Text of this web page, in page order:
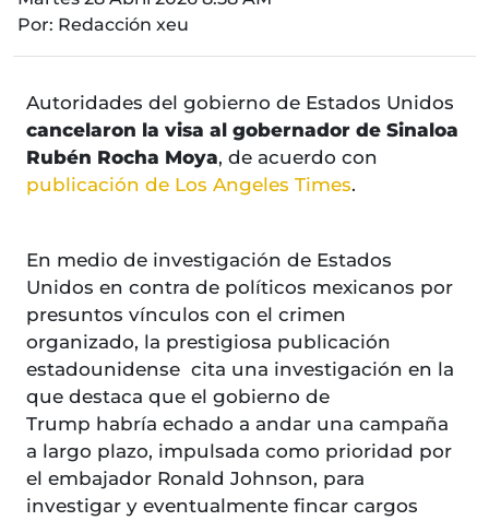
Por: Redacción xeu
Autoridades del gobierno de Estados Unidos
cancelaron la visa al gobernador de Sinaloa
Rubén Rocha Moya, de acuerdo con
publicación de Los Angeles Times.
En medio de investigación de Estados
Unidos en contra de políticos mexicanos por
presuntos vínculos con el crimen
organizado, la prestigiosa publicación
estadounidense cita una investigación en la
que destaca que el gobierno de
Trump habría echado a andar una campaña
a largo plazo, impulsada como prioridad por
el embajador Ronald Johnson, para
investigar y eventualmente fincar cargos